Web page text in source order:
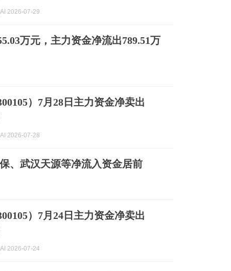
2026-07-29
万元，主力资金净流出789.51万
）7月28日主力资金净卖出
2026-07-28
、武汉天源等净流入资金居前
）7月24日主力资金净卖出
2026-07-24